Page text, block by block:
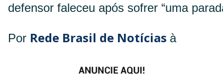
defensor faleceu após sofrer “uma
Por Rede Brasil de Notícias à